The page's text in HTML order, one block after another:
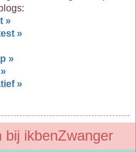
»
»
»
»
bij ikbenZwanger